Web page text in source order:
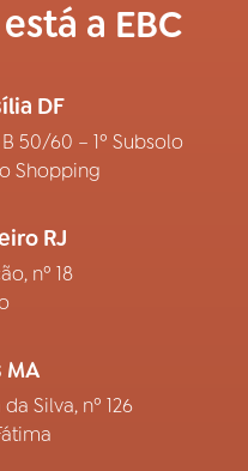
a EBC
DF
50/60 – 1º Subsolo
Shopping
RJ
nº 18
MA
Silva, nº 126